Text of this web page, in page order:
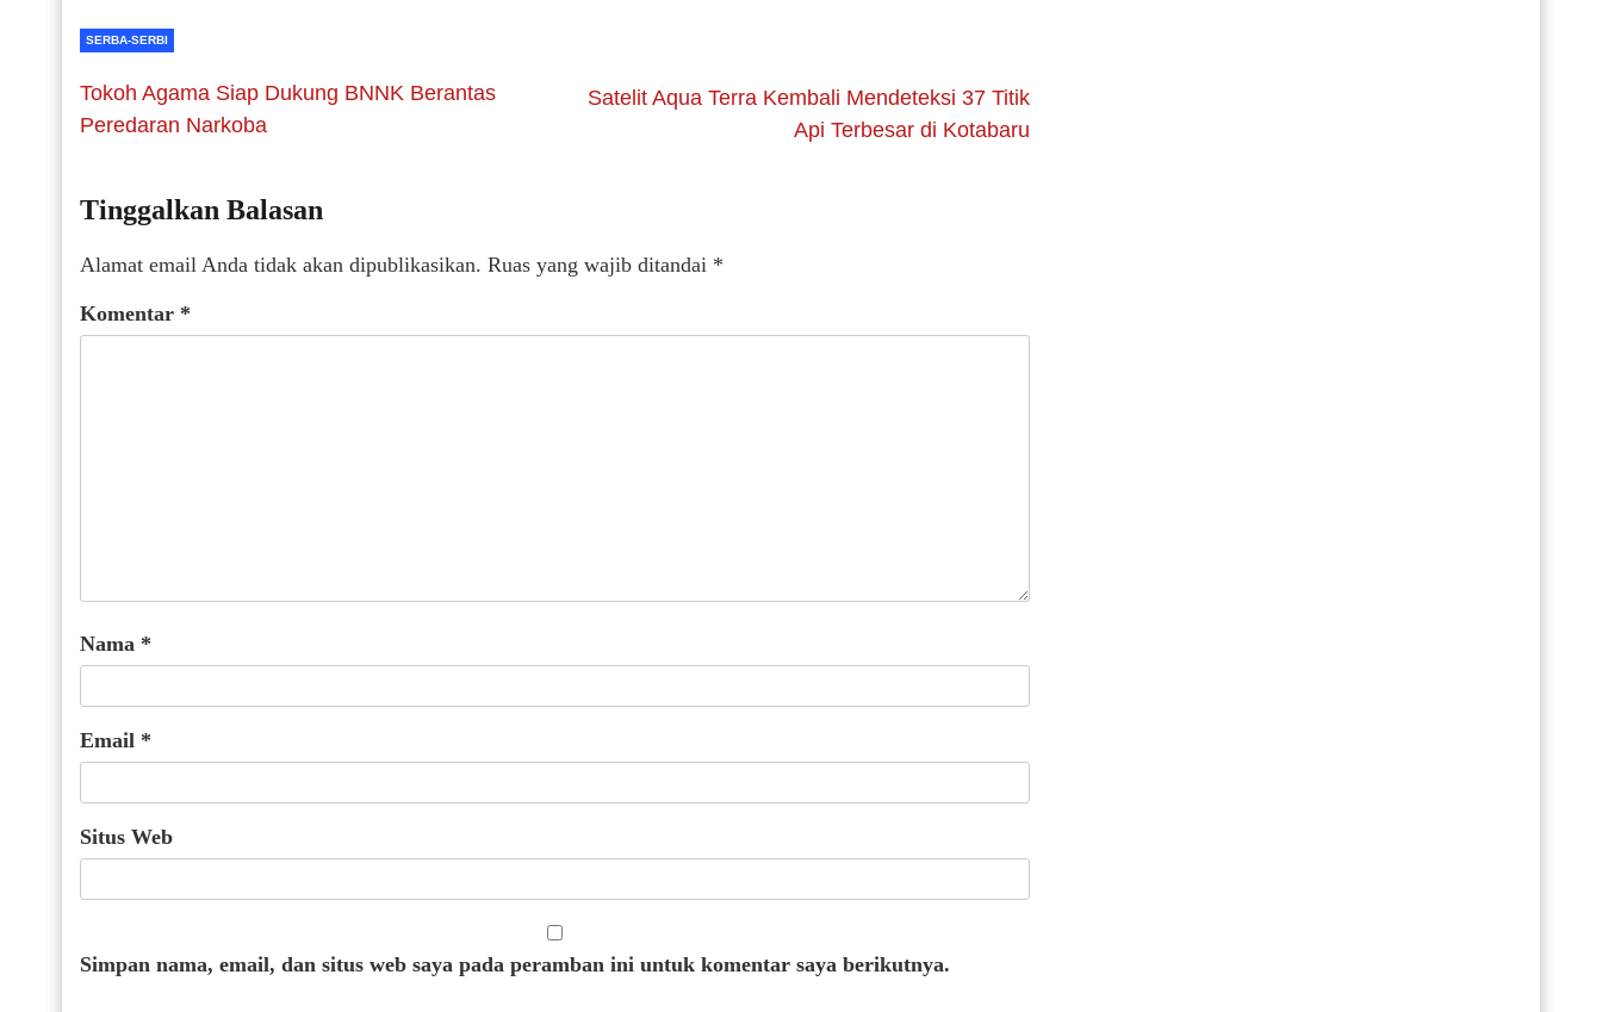
SERBA-SERBI
Tokoh Agama Siap Dukung BNNK Berantas
Peredaran Narkoba
Satelit Aqua Terra Kembali Mendeteksi 37 Titik
Api Terbesar di Kotabaru
Tinggalkan Balasan
Alamat email Anda tidak akan dipublikasikan. Ruas yang wajib ditandai *
Komentar *
Nama *
Email *
Situs Web
Simpan nama, email, dan situs web saya pada peramban ini untuk komentar saya berikutnya.